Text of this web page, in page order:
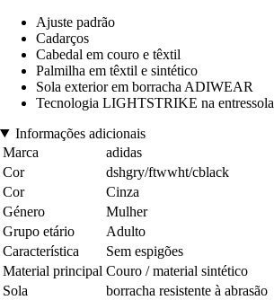
Ajuste padrão
Cadarços
Cabedal em couro e têxtil
Palmilha em têxtil e sintético
Sola exterior em borracha ADIWEAR
Tecnologia LIGHTSTRIKE na entressola
Informações adicionais
Marca
adidas
Cor
dshgry/ftwwht/cblack
Cor
Cinza
Género
Mulher
Grupo etário
Adulto
Característica
Sem espigões
Material principal Couro / material sintético
Sola
borracha resistente à abrasão